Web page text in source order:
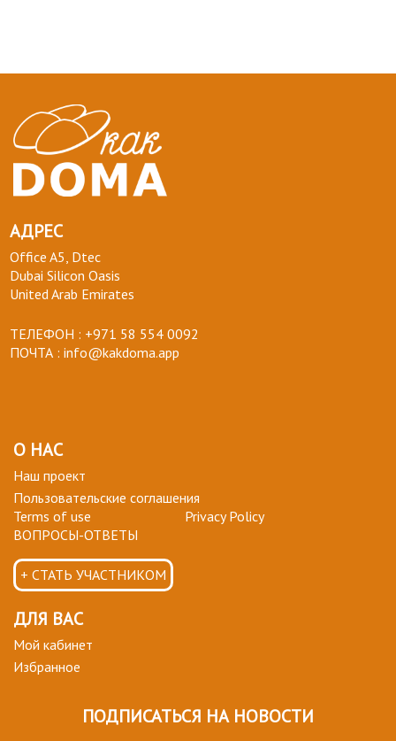
АДРЕС
Office A5, Dtec
Dubai Silicon Oasis
United Arab Emirates
ТЕЛЕФОН : +971 58 554 0092
ПОЧТА : info@kakdoma.app
О НАС
Наш проект
Пользовательские соглашения
Terms of use
Privacy Policy
ВОПРОСЫ-ОТВЕТЫ
+ СТАТЬ УЧАСТНИКОМ
ДЛЯ ВАС
Мой кабинет
Избранное
ПОДПИСАТЬСЯ НА НОВОСТИ